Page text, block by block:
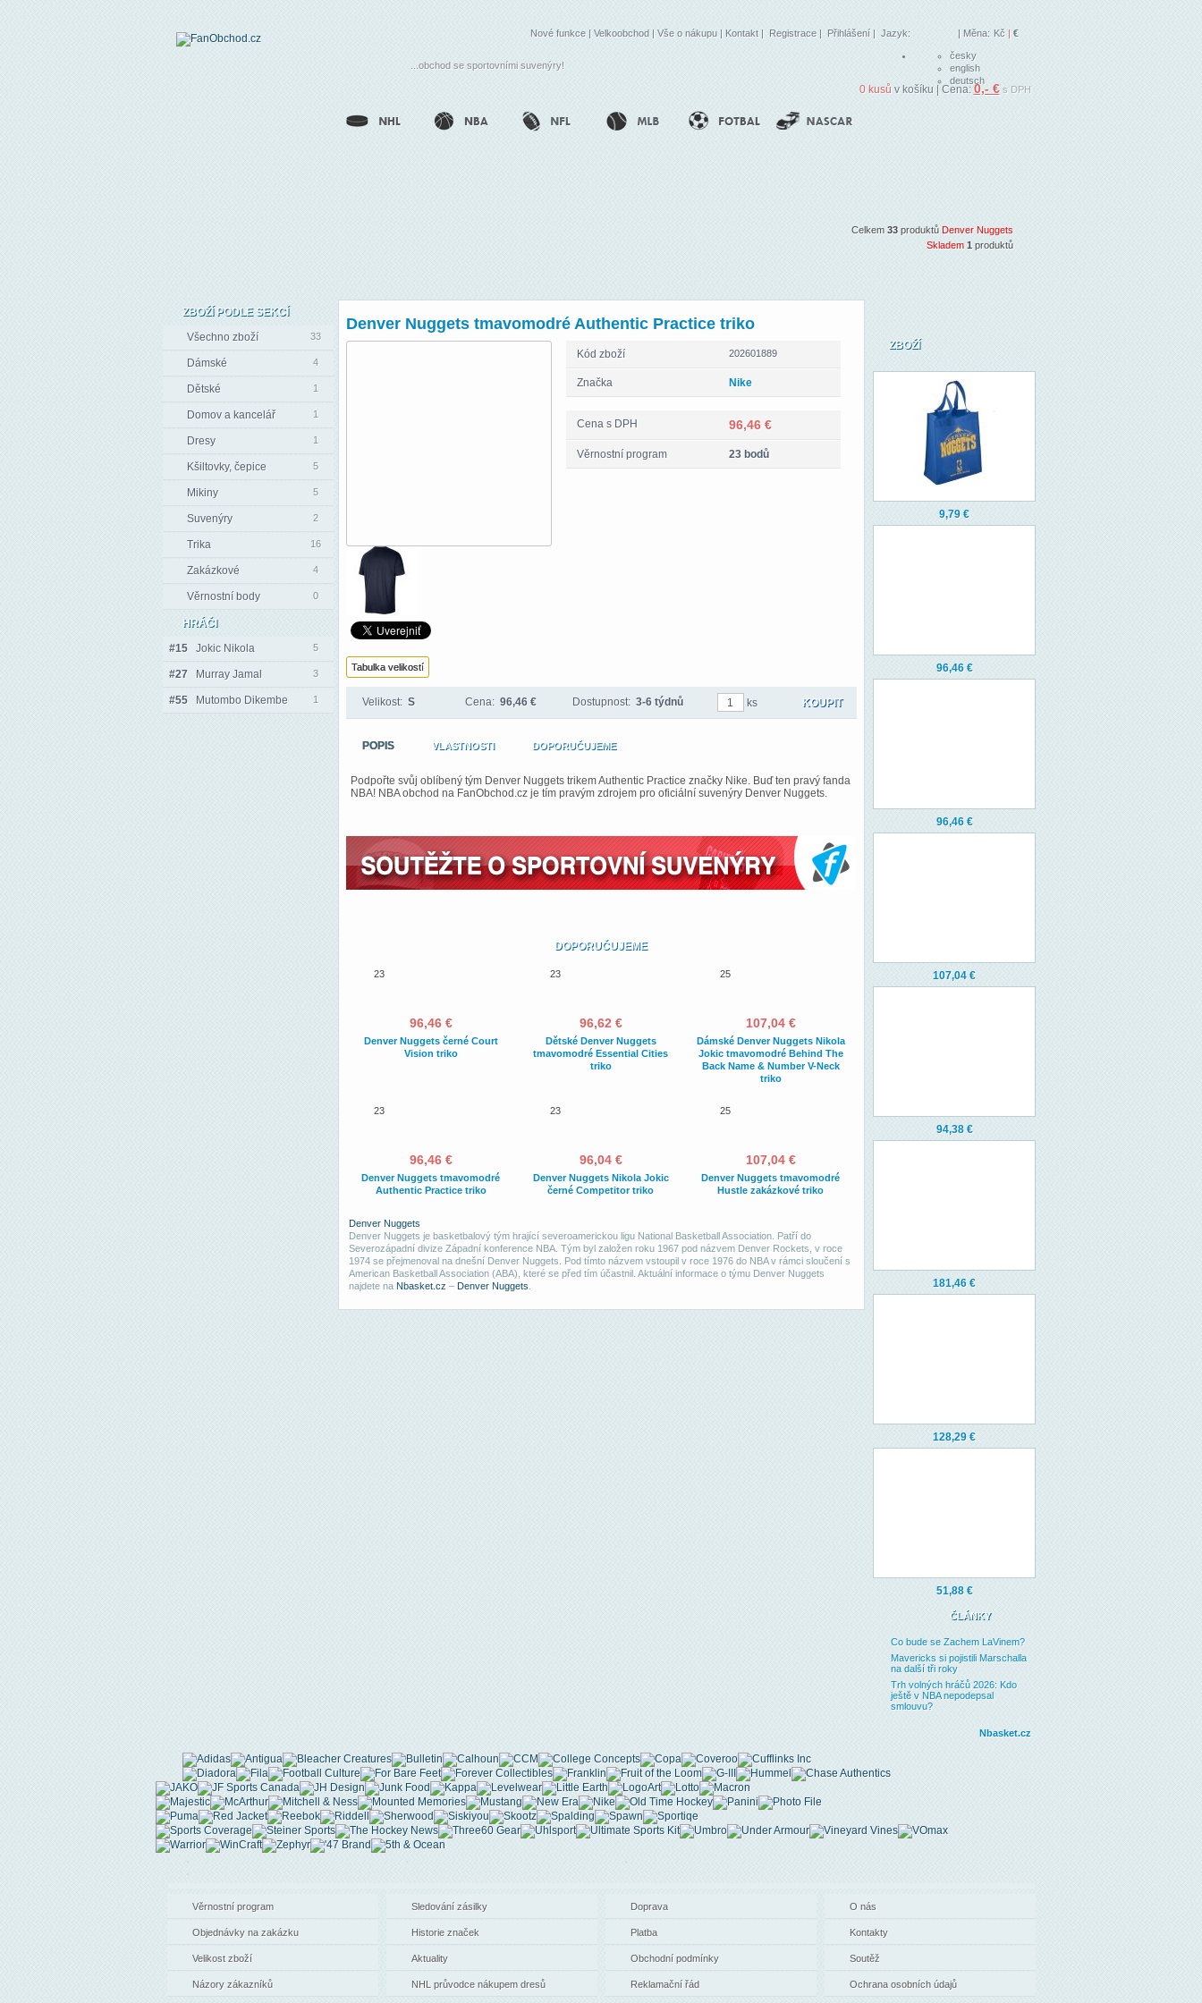
...obchod se sportovními suvenýry!
Nové funkce| Velkoobchod| Vše o nákupu| Kontakt| Registrace| Přihlášení| Jazyk:
česky
english
deutsch
| Měna: Kč| €
0 kusův košíku | Cena:0,- € s DPH
Celkem 33produktů Denver Nuggets
Skladem 1produktů
ZBOŽÍ PODLE SEKCÍ
Všechno zboží
33
Dámské 4
Dětské 1
Domov a kancelář 1
Dresy 1
Kšiltovky, čepice 5
Mikiny 5
Suvenýry 2
Trika 16
Zakázkové 4
Věrnostní body 0
HRÁČI
#15
Jokic Nikola 5
#27 Murray Jamal 3
#55 Mutombo Dikembe 1
Denver Nuggets tmavomodré Authentic Practice triko
Kód zboží 202601889
Značka Nike
Cena s DPH 96,46 €
Věrnostní program 23 bodů
Tabulka velikostí
Velikost: S Cena: 96,46 € Dostupnost: 3-6 týdnů ks
POPIS VLASTNOSTI DOPORUČUJEME
Podpořte svůj oblíbený tým Denver Nuggets trikem Authentic Practice značky Nike. Buď ten pravý fanda
NBA! NBA obchod na FanObchod.cz je tím pravým zdrojem pro oficiální suvenýry Denver Nuggets.
DOPORUČUJEME
23
96,46 €
Denver Nuggets černé Court
Vision triko
23
96,62 €
Dětské Denver Nuggets
tmavomodré Essential Cities
triko
25
107,04 €
Dámské Denver Nuggets Nikola
Jokic tmavomodré Behind The
Back Name & Number V-Neck
triko
23
96,46 €
Denver Nuggets tmavomodré
Authentic Practice triko
23
96,04 €
Denver Nuggets Nikola Jokic
černé Competitor triko
25
107,04 €
Denver Nuggets tmavomodré
Hustle zakázkové triko
Denver Nuggets
Denver Nuggets je basketbalový tým hrající severoamerickou ligu National Basketball Association. Patří do
Severozápadní divize Západní konference NBA. Tým byl založen roku 1967 pod názvem Denver Rockets, v roce
1974 se přejmenoval na dnešní Denver Nuggets. Pod tímto názvem vstoupil v roce 1976 do NBA v rámci sloučení s
American Basketball Association (ABA), které se před tím účastnil. Aktuální informace o týmu Denver Nuggets
najdete na Nbasket.cz – Denver Nuggets
ZBOŽÍ
9,79 €
96,46 €
96,46 €
107,04 €
94,38 €
181,46 €
128,29 €
51,88 €
ČLÁNKY
Co bude se Zachem LaVinem?
Mavericks si pojistili Marschalla
na další tři roky
Trh volných hráčů 2026: Kdo
ještě v NBA nepodepsal
smlouvu?
Nbasket.cz
Věrnostní program
Objednávky na zakázku
Velikost zboží
Názory zákazníků
Sledování zásilky
Historie značek
Aktuality
NHL průvodce nákupem dresů
Doprava
Platba
Obchodní podmínky
Reklamační řád
O nás
Kontakty
Soutěž
Ochrana osobních údajů